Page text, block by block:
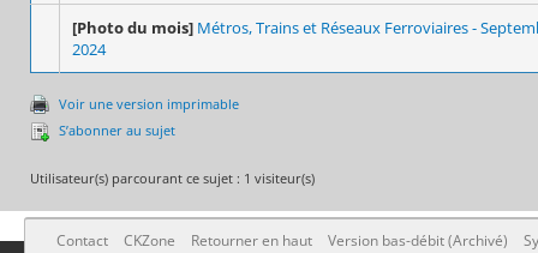
[Photo du mois] Métros, Trains et Réseaux Ferroviaires -
2024
Voir une version imprimable
S’abonner au sujet
Utilisateur(s) parcourant ce sujet : 1 visiteur(s)
Contact CKZone Retourner en haut Version bas-débit (Archivé)